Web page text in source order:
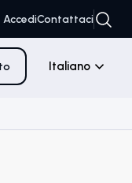
AccediContattaci
Italiano